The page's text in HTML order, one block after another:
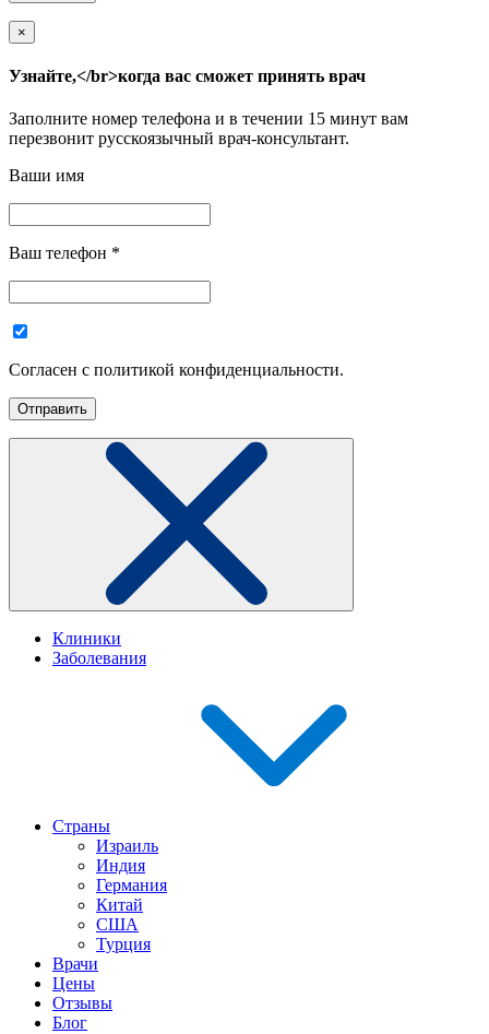
×
Узнайте,</br>когда вас сможет принять врач
Заполните номер телефона и в течении 15 минут вам
перезвонит русскоязычный врач-консультант.
Ваши имя
Ваш телефон *
Согласен с политикой конфиденциальности.
Клиники
Заболевания
Страны
Израиль
Индия
Германия
Китай
США
Турция
Врачи
Цены
Отзывы
Блог